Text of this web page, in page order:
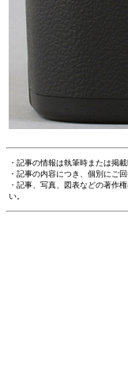
・記事の情報は執筆時または掲
・記事の内容につき、個別にご
・記事、写真、図表などの著作
い。